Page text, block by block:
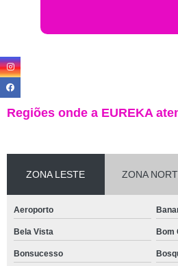
Regiões onde a EUREKA
ZONA LESTE ZONA
Aeroporto
Bela Vista Bom
Bonsucesso